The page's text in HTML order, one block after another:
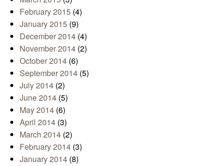
February 2015 (4)
January 2015 (9)
December 2014 (4)
November 2014 (2)
October 2014 (6)
September 2014 (5)
July 2014 (2)
June 2014 (5)
May 2014 (6)
April 2014 (3)
March 2014 (2)
February 2014 (3)
January 2014 (8)